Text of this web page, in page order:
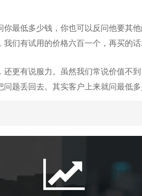
最低多少钱，你也可以反问他要其
们有试用的价格六百一个，再买的话
更有说服力。虽然我们常说价值不
题丢回去。其实客户上来就问最低